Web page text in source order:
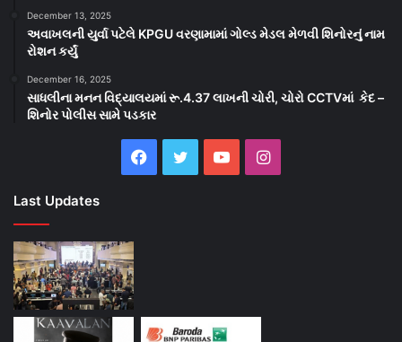
December 13, 2025
અવાખલની યુર્વા પટેલે KPGU વરણામામાં ગોલ્ડ મેડલ મેળવી શિનોરનું નામ
રોશન કર્યું
December 16, 2025
સાધલીના મનન વિદ્યાલયમાં રૂ.4.37 લાખની ચોરી, ચોરો CCTVમાં કેદ –
શિનોર પોલીસ સામે પડકાર
Facebook
Twitter YouTubeInstagram
Last Updates